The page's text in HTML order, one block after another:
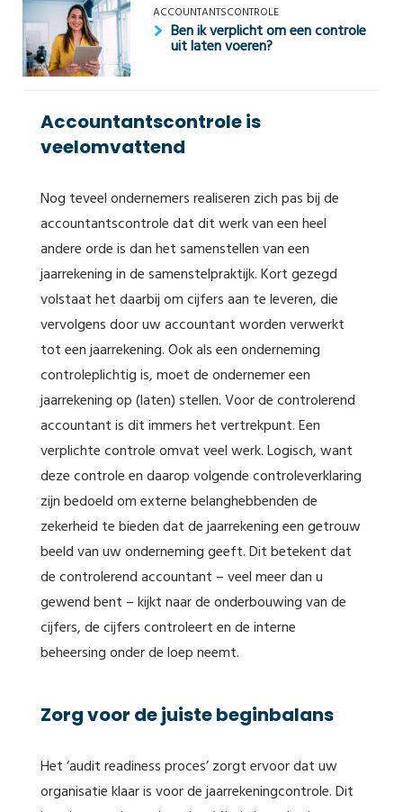
ACCOUNTANTSCONTROLE
Ben ik verplicht om een controle
uit laten voeren?
Accountants­controle is
veelomvattend
Nog teveel ondernemers realiseren zich pas bij de
accountantscontrole dat dit werk van een heel
andere orde is dan het samenstellen van een
jaarrekening in de samenstelpraktijk. Kort gezegd
volstaat het daarbij om cijfers aan te leveren, die
vervolgens door uw accountant worden verwerkt
tot een jaarrekening. Ook als een onderneming
controleplichtig is, moet de ondernemer een
jaarrekening op (laten) stellen. Voor de controlerend
accountant is dit immers het vertrekpunt. Een
verplichte controle omvat veel werk. Logisch, want
deze controle en daarop volgende controleverklaring
zijn bedoeld om externe belanghebbenden de
zekerheid te bieden dat de jaarrekening een getrouw
beeld van uw onderneming geeft. Dit betekent dat
de controlerend accountant – veel meer dan u
gewend bent – kijkt naar de onderbouwing van de
cijfers, de cijfers controleert en de interne
beheersing onder de loep neemt.
Zorg voor de juiste beginbalans
Het ‘audit readiness proces’ zorgt ervoor dat uw
organisatie klaar is voor de jaarrekeningcontrole. Dit